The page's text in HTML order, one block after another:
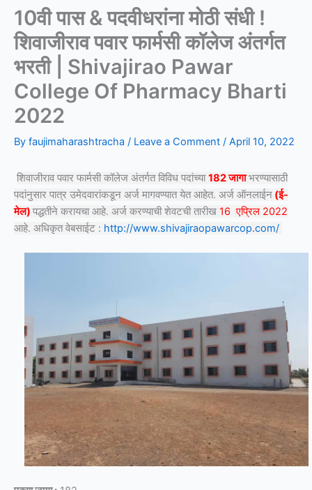
10वी पास & पदवीधरांना मोठी संधी !
शिवाजीराव पवार फार्मसी कॉलेज अंतर्गत
भरती | Shivajirao Pawar
College Of Pharmacy Bharti
2022
By faujimaharashtracha / Leave a Comment / April 10, 2022
शिवाजीराव पवार फार्मसी कॉलेज अंतर्गत विविध पदांच्या182 जागाभरण्यासाठी
पदांनुसार पात्र उमेदवारांकडून अर्ज मागवण्यात येत आहेत. अर्ज ऑनलाईन (ई-
मेल) पद्धतीने करायचा आहे. अर्ज करण्याची शेवटची तारीख 16 एप्रिल 2022
आहे. अधिकृत वेबसाईट : http://www.shivajiraopawarcop.com/